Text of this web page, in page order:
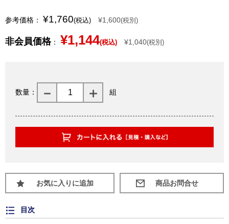
参考価格： ¥1,760(税込) ¥1,600(税別)
非会員価格： ¥1,144(税込) ¥1,040(税別)
数量： 組
お気に入りに追加
目次